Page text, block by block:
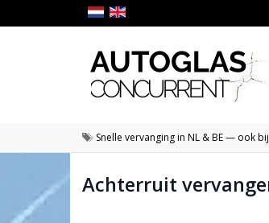
Snelle vervanging in NL & BE — ook
Achterruit